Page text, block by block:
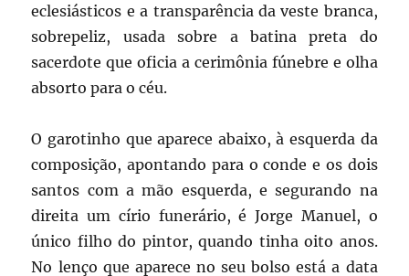
eclesiásticos e a transparência da veste branca,
sobrepeliz, usada sobre a batina preta do
sacerdote que oficia a cerimônia fúnebre e olha
absorto para o céu.
O garotinho que aparece abaixo, à esquerda da
composição, apontando para o conde e os dois
santos com a mão esquerda, e segurando na
direita um círio funerário, é Jorge Manuel, o
único filho do pintor, quando tinha oito anos.
No lenço que aparece no seu bolso está a data